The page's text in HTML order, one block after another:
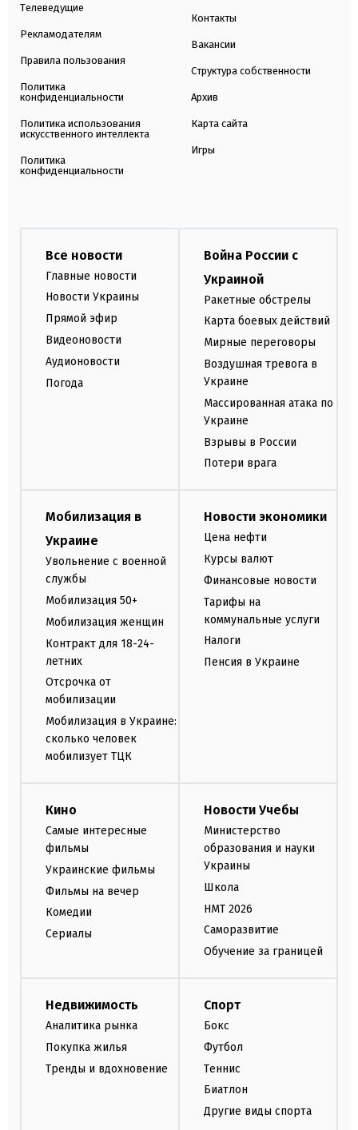
Телеведущие
Рекламодателям
Правила пользования
Политика
конфиденциальности
Политика использования
искусственного интеллекта
Политика
конфиденциальности
Контакты
Вакансии
Структура собственности
Архив
Карта сайта
Игры
Все новости
Главные новости
Новости Украины
Прямой эфир
Видеоновости
Аудионовости
Погода
Война России с
Украиной
Ракетные обстрелы
Карта боевых действий
Мирные переговоры
Воздушная тревога в
Украине
Массированная атака по
Украине
Взрывы в России
Потери врага
Мобилизация в
Украине
Увольнение с военной
службы
Мобилизация 50+
Мобилизация женщин
Контракт для 18-24-
летних
Отсрочка от
мобилизации
Мобилизация в Украине:
сколько человек
мобилизует ТЦК
Новости экономики
Цена нефти
Курсы валют
Финансовые новости
Тарифы на
коммунальные услуги
Налоги
Пенсия в Украине
Кино
Самые интересные
фильмы
Украинские фильмы
Фильмы на вечер
Комедии
Сериалы
Новости Учебы
Министерство
образования и науки
Украины
Школа
НМТ 2026
Саморазвитие
Обучение за границей
Недвижимость
Аналитика рынка
Покупка жилья
Тренды и вдохновение
Спорт
Бокс
Футбол
Теннис
Биатлон
Другие виды спорта